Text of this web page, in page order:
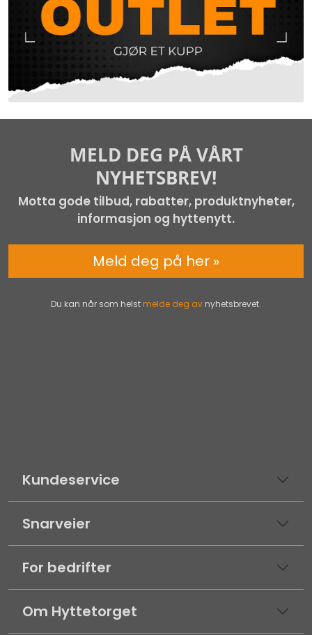
Kundeservice
Snarveier
For bedrifter
Om Hyttetorget
MELD DEG PÅ VÅRT
NYHETSBREV!
Motta gode tilbud, rabatter, produktnyheter,
informasjon og hyttenytt.
Du kan når som helst melde deg av nyhetsbrevet.
Meld deg på her »